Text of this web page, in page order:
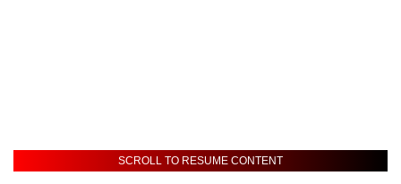
SCROLL TO RESUME CONTENT